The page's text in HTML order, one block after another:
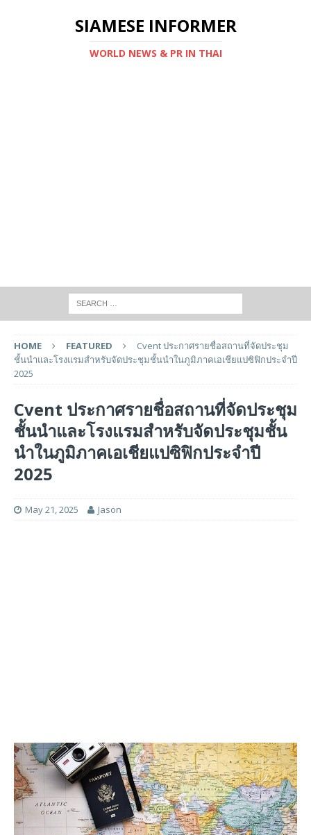
SIAMESE INFORMER
WORLD NEWS & PR IN THAI
HOME FEATURED
Cvent ประกาศรายชื่อสถานที่จัดประชุม
ชั้นนำและโรงแรมสำหรับจัดประชุมชั้นนำในภูมิภาคเอเชียแปซิฟิกประจำปี
2025
Cvent ประกาศรายชื่อสถานที่จัดประชุม
ชั้นนำและโรงแรมสำหรับจัดประชุมชั้น
นำในภูมิภาคเอเชียแปซิฟิกประจำปี
2025
May 21, 2025 Jason